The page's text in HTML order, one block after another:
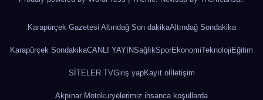
Karapürçek Gazetesi Altındağ Son dakikaAltındağ Sondakika
Karapürçek SondakikaCANLI YAYINSağlıkSporEkonomiTeknoloji Eğitim
SİTELER TVGiriş yapKayıt ol İletişim
Akpınar Motokuryelerimiz insanca koşullarda